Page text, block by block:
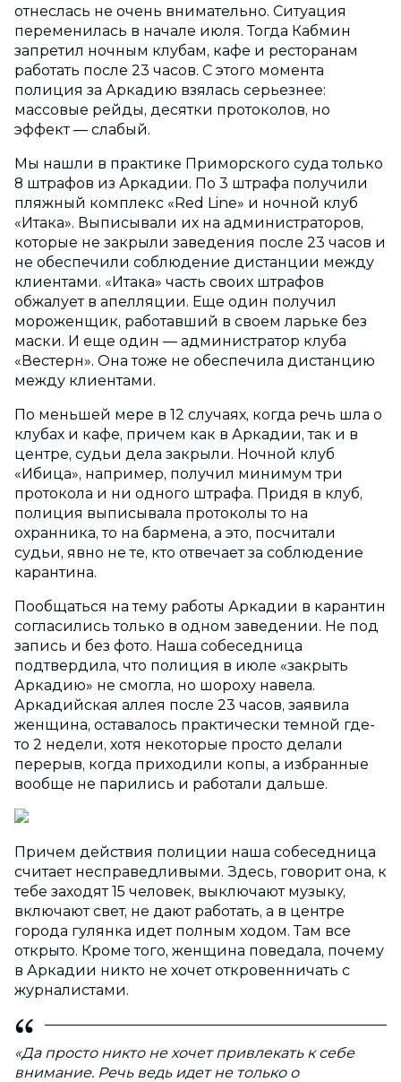
отнеслась не очень внимательно. Ситуация
переменилась в начале июля. Тогда Кабмин
запретил ночным клубам, кафе и ресторанам
работать после 23 часов. С этого момента
полиция за Аркадию взялась серьезнее:
массовые рейды, десятки протоколов, но
эффект — слабый.
Мы нашли в практике Приморского суда только
8 штрафов из Аркадии. По 3 штрафа получили
пляжный комплекс «Red Line» и ночной клуб
«Итака». Выписывали их на администраторов,
которые не закрыли заведения после 23 часов и
не обеспечили соблюдение дистанции между
клиентами. «Итака» часть своих штрафов
обжалует в апелляции. Еще один получил
мороженщик, работавший в своем ларьке без
маски. И еще один — администратор клуба
«Вестерн». Она тоже не обеспечила дистанцию
между клиентами.
По меньшей мере в 12 случаях, когда речь шла о
клубах и кафе, причем как в Аркадии, так и в
центре, судьи дела закрыли. Ночной клуб
«Ибица», например, получил минимум три
протокола и ни одного штрафа. Придя в клуб,
полиция выписывала протоколы то на
охранника, то на бармена, а это, посчитали
судьи, явно не те, кто отвечает за соблюдение
карантина.
Пообщаться на тему работы Аркадии в карантин
согласились только в одном заведении. Не под
запись и без фото. Наша собеседница
подтвердила, что полиция в июле «закрыть
Аркадию» не смогла, но шороху навела.
Аркадийская аллея после 23 часов, заявила
женщина, оставалось практически темной где-
то 2 недели, хотя некоторые просто делали
перерыв, когда приходили копы, а избранные
вообще не парились и работали дальше.
Причем действия полиции наша собеседница
считает несправедливыми. Здесь, говорит она, к
тебе заходят 15 человек, выключают музыку,
включают свет, не дают работать, а в центре
города гулянка идет полным ходом. Там все
открыто. Кроме того, женщина поведала, почему
в Аркадии никто не хочет откровенничать с
журналистами.
«Да просто никто не хочет привлекать к себе
внимание. Речь ведь идет не только о